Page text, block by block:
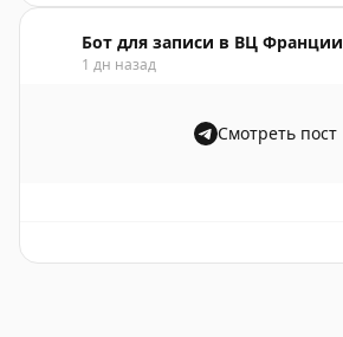
Бот для записи в ВЦ Франции
1 дн назад
Смотреть пост